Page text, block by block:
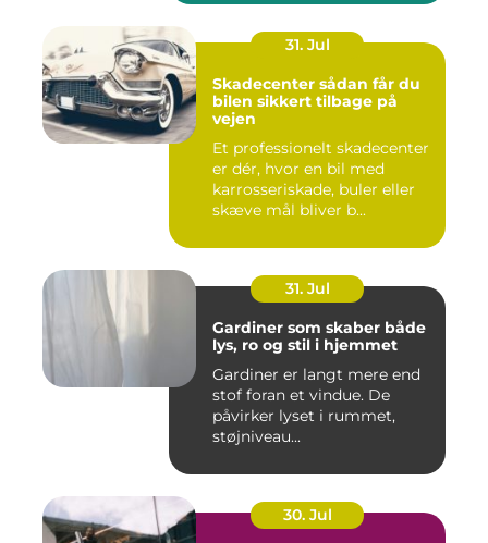
31. Jul
Skadecenter sådan får du
bilen sikkert tilbage på
vejen
Et professionelt skadecenter
er dér, hvor en bil med
karrosseriskade, buler eller
skæve mål bliver b...
31. Jul
Gardiner som skaber både
lys, ro og stil i hjemmet
Gardiner er langt mere end
stof foran et vindue. De
påvirker lyset i rummet,
støjniveau...
30. Jul